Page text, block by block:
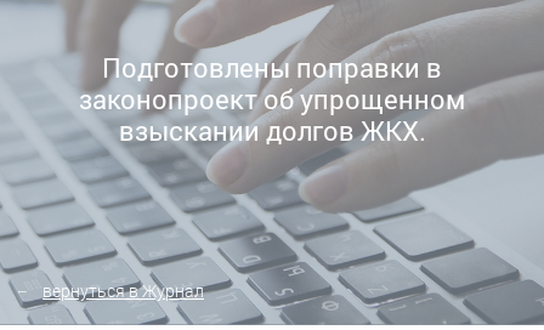
Подготовлены поправки в
законопроект об упрощенном
взыскании долгов ЖКХ.
вернуться в Журнал